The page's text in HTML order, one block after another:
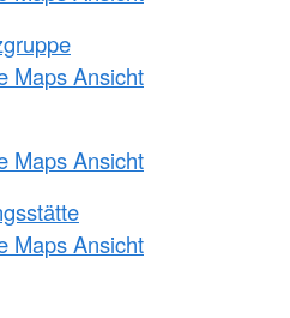
Maps Ansicht
Maps Ansicht
Maps Ansicht